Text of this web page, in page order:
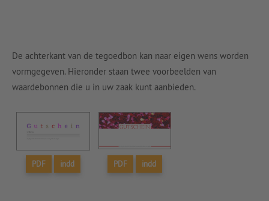
De achterkant van de tegoedbon kan naar eigen wens worden
vormgegeven. Hieronder staan twee voorbeelden van
waardebonnen die u in uw zaak kunt aanbieden.
PDF indd PDF indd